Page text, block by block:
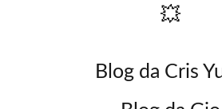
💥
Blog da Cris